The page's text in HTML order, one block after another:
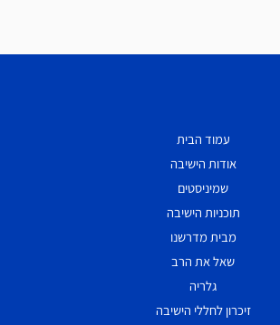
עמוד הבית
אודות הישיבה
שמיניסטים
תוכניות הישיבה
מבית מדרשנו
שאל את הרב
גלריה
זיכרון לחללי הישיבה